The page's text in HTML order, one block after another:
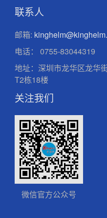
联系人
邮箱:
电话：
0755-83044319
地址：深圳市龙华区龙华
T2栋18楼
关注我们
微信官方公众号